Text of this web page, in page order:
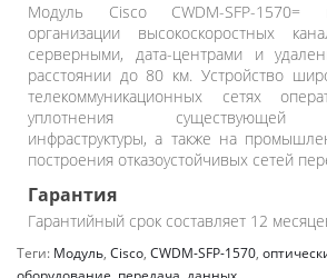
Модуль Cisco CWDM-SFP-1570=
организации высокоскоростных
серверными, дата-центрами и
расстоянии до 80 км. Устройство
телекоммуникационных сетях
уплотнения существующей
инфраструктуры, а также на
построения отказоустойчивых сетей
Гарантия
Гарантийный срок составляет 12
Теги: Модуль, Cisco, CWDM-SFP-1570,